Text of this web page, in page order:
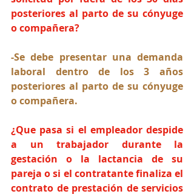
posteriores al parto de su cónyuge
o compañera?
-Se debe presentar una demanda
laboral dentro de los 3 años
posteriores al parto de su cónyuge
o compañera.
¿Que pasa si el empleador despide
a un trabajador durante la
gestación o la lactancia de su
pareja o si el contratante finaliza el
contrato de prestación de servicios